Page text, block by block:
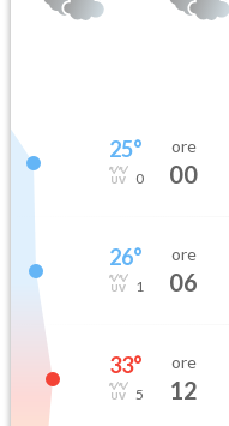
25°
0
ore
00
26°
1
ore
06
33°
5
ore
12